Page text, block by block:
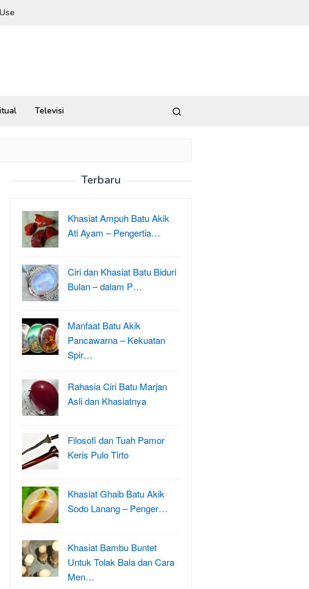
Televisi
Terbaru
Khasiat Ampuh Batu Akik
Ati Ayam – Pengertia…
Ciri dan Khasiat Batu Biduri
Bulan – dalam P…
Manfaat Batu Akik
Pancawarna – Kekuatan
Spir…
Rahasia Ciri Batu Marjan
Asli dan Khasiatnya
Filosofi dan Tuah Pamor
Keris Pulo Tirto
Khasiat Ghaib Batu Akik
Sodo Lanang – Penger…
Khasiat Bambu Buntet
Untuk Tolak Bala dan Cara
Men…